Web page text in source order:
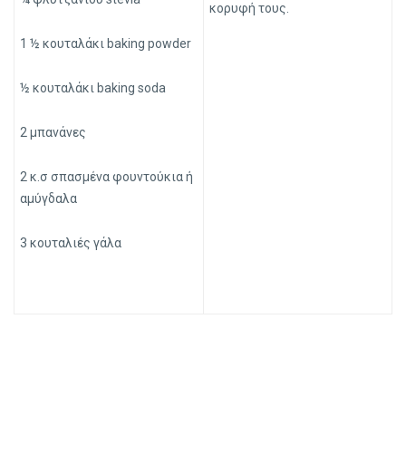
1 ½ κουταλάκι baking powder
½ κουταλάκι baking soda
2 μπανάνες
2 κ.σ σπασμένα φουντούκια ή
αμύγδαλα
3 κουταλιές γάλα
κορυφή τους.